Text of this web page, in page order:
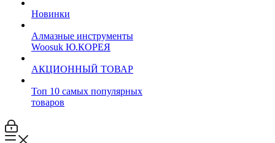
Новинки
Алмазные инструменты
Woosuk Ю.КОРЕЯ
АКЦИОННЫЙ ТОВАР
Топ 10 самых популярных
товаров